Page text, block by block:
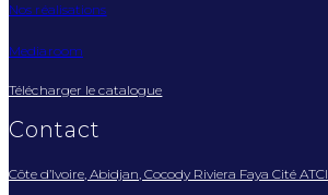
Nos réalisations
Mediaroom
Télécharger le catalogue
Contact
Côte d’Ivoire, Abidjan, Cocody Riviera Faya Cité ATCI